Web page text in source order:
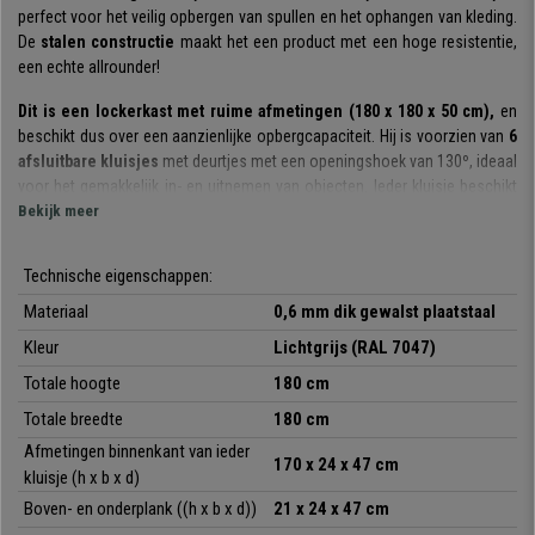
perfect voor het veilig opbergen van spullen en het ophangen van kleding.
De stalen constructie maakt het een product met een hoge resistentie,
een echte allrounder!
Dit is een lockerkast met ruime afmetingen (180 x 180 x 50 cm), en
beschikt dus over een aanzienlijke opbergcapaciteit. Hij is voorzien van 6
afsluitbare kluisjes met deurtjes met een openingshoek van 130º, ideaal
voor het gemakkelijk in- en uitnemen van objecten. Ieder kluisje beschikt
over een reservesleutel.
hangen.Perfect voor het opbergen van schoenen en het ophangen van
werkkleding. De legplanken hebben een belastbaarheid van 30 kg.
Elk deurtje beschikt over een etikethouderzodat u kunt zien wie de
eigenaar van de locker is of wat er in het desbetreffende kluisje is
geuren te voorkomen en om de inhoud van iedere kluis in perfecte staat
te houden.
lockerkast, gebruikte materiaal. De kast is gemaakt van
Bekijk meer
Technische eigenschappen:
Materiaal
0,6 mm dik gewalst plaatstaal
Kleur
Lichtgrijs (RAL 7047)
Totale hoogte
180 cm
Totale breedte
180 cm
Afmetingen binnenkant van ieder
kluisje (h x b x d)
170 x 24 x 47 cm
Boven- en onderplank ((h x b x d))
21 x 24 x 47 cm